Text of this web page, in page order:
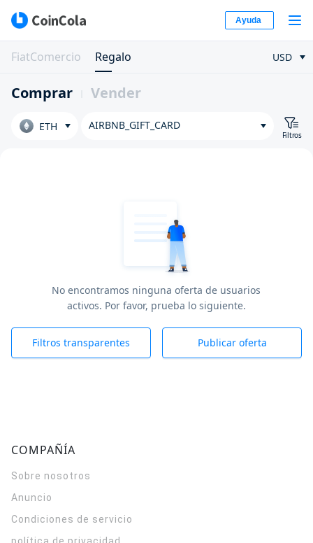
Ayuda
FiatComercio Regalo USD
Comprar Vender
ETH AIRBNB_GIFT_CARD
Filtros
No encontramos ninguna oferta de usuarios
activos. Por favor, prueba lo siguiente.
Filtros transparentes Publicar oferta
COMPAÑÍA
Sobre nosotros
Anuncio
Condiciones de servicio